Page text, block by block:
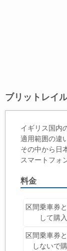
ブリットレイ
イギリス国内
適用範囲の違
その中から日
スマートフォ
料金
区間乗車券
して購入
区間乗車券
しないで